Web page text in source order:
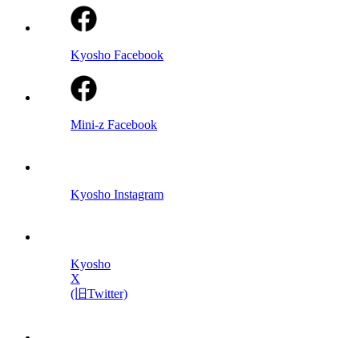
Kyosho Facebook
Mini-z Facebook
Kyosho Instagram
Kyosho
X
(旧Twitter)